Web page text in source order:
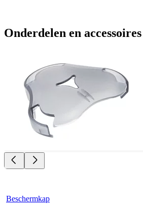
Onderdelen en accessoires
Beschermkap